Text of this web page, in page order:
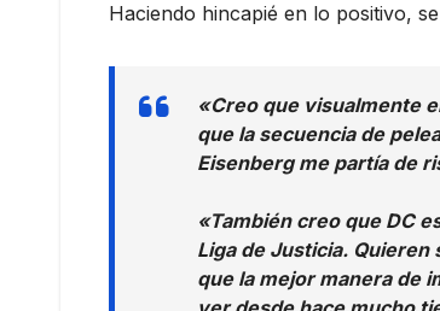
Haciendo hincapié en lo positivo,
«Creo que visualmente
que la secuencia de
Eisenberg me partía de
«También creo que DC
Liga de Justicia.
que la mejor manera de